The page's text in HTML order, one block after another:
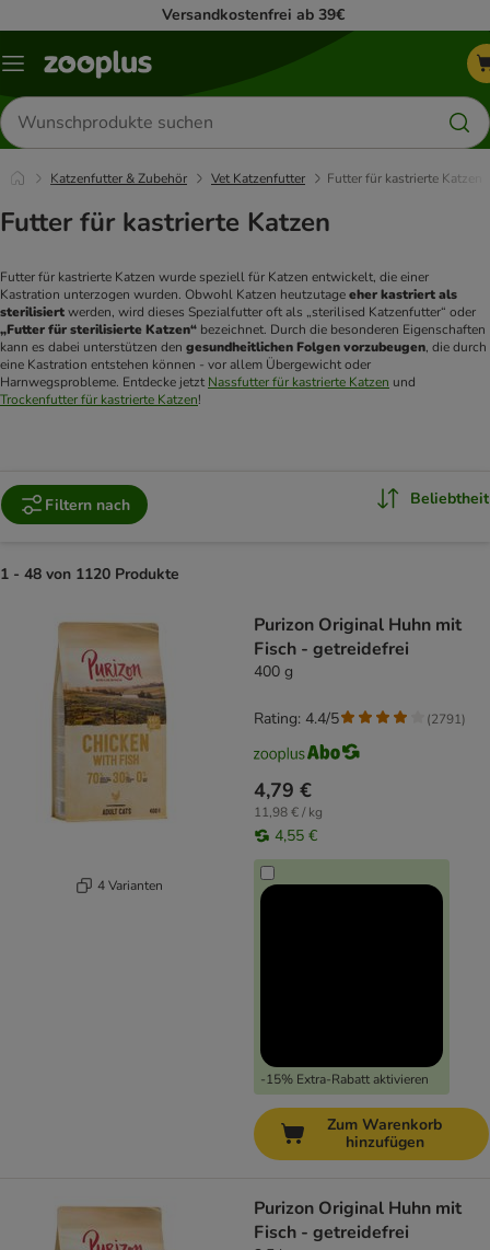
Versandkostenfrei ab 39€
Menü
Produkte
suchen
Katzenfutter & Zubehör Vet Katzenfutter Futter für kastrierte Katzen
Futter für kastrierte Katzen
Futter für kastrierte Katzen wurde speziell für Katzen entwickelt, die einer
Kastration unterzogen wurden. Obwohl Katzen heutzutage eher kastriert als
sterilisiert
„Futter für sterilisierte Katzen“ bezeichnet. Durch die besonderen Eigenschaften
kann es dabei unterstützen den gesundheitlichen Folgen vorzubeugen, die durch
eine Kastration entstehen können - vor allem Übergewicht oder
Harnwegsprobleme. Entdecke jetzt Nassfutter für kastrierte Katzen
Trockenfutter für kastrierte Katzen!
Filtern nach Beliebtheit
1 - 48 von 1120 Produkte
4 Varianten
Purizon Original Huhn mit
Fisch - getreidefrei
400 g
4,79 €
11,98 € / kg
4,55 €
-15% Extra-Rabatt aktivieren
Rating: 4.4/5 (2791)
Zum Warenkorb
hinzufügen
Purizon Original Huhn mit
Fisch - getreidefrei